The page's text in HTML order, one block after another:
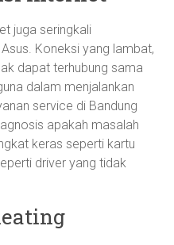
juga seringkali
Koneksi yang lambat,
dapat terhubung sama
dalam menjalankan
service di Bandung
apakah masalah
keras seperti kartu
driver yang tidak